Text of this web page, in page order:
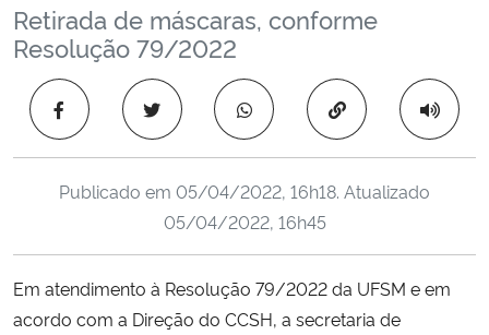
Ministério da Agricultura, Pecuária e Abastecimento
Ministério da Educação
Ministério da Cidadania
Ministério da Saúde
Retirada de máscaras, conforme
Resolução 79/2022
Copiar para área
Publicado em 05/04/2022, 16h18. Atualizado
05/04/2022, 16h45
Em atendimento à Resolução 79/2022 da UFSM e em
acordo com a Direção do CCSH, a secretaria de